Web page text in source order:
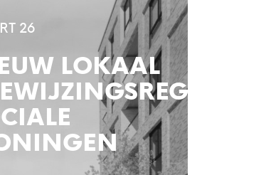
26
LOKAAL